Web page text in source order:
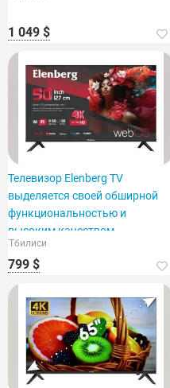
1 049 $
Телевизор Elenberg TV
выделяется своей обширной
функциональностью и
высоким качеством
изображения.
Тбилиси
799 $